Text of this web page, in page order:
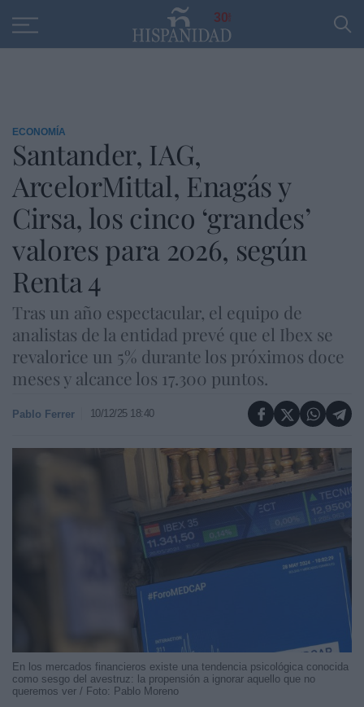
30
ECONOMÍA
Santander, IAG,
ArcelorMittal, Enagás y
Cirsa, los cinco ‘grandes’
valores para 2026, según
Renta 4
Tras un año espectacular, el equipo de
analistas de la entidad prevé que el Ibex se
revalorice un 5% durante los próximos doce
meses y alcance los 17.300 puntos.
Pablo Ferrer 10/12/25 18:40
En los mercados financieros existe una tendencia psicológica conocida
como sesgo del avestruz: la propensión a ignorar aquello que no
queremos ver / Foto: Pablo Moreno